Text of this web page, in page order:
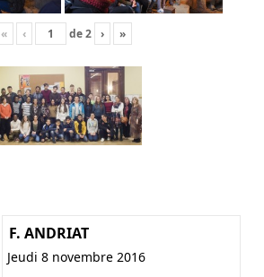
« ‹ de2 › »
F. ANDRIAT
Jeudi 8 novembre 2016